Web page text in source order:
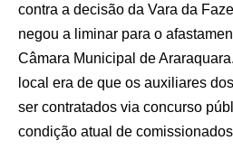
contra a decisão da Vara da
negou a liminar para o
Câmara Municipal de
local era de que os auxiliares
ser contratados via concurso
condição atual de